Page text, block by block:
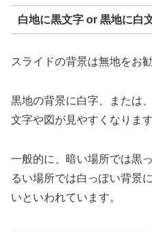
白地に黒文字 or 黒地に白
スライドの背景は無地をお
黒地の背景に白字、または
文字や図が見やすくなります
一般的に、暗い場所では黒
るい場所では白っぽい背景
いといわれています。